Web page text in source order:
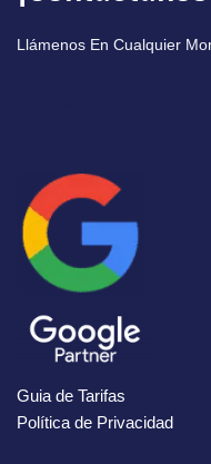
Llámenos En Cualquier
Guia de Tarifas
Política de Privacidad